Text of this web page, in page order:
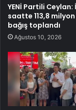
YENİ Partili Ceylan:
saatte 113,8
bağış toplandı
Ağustos 10, 2026